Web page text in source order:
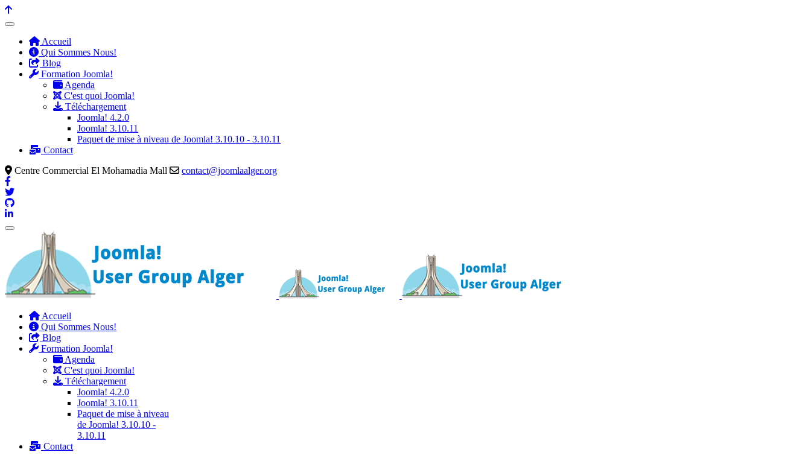
Accueil
Qui Sommes Nous!
Blog
Formation Joomla!
Agenda
C'est quoi Joomla!
Téléchargement
Joomla! 4.2.0
Joomla! 3.10.11
Paquet de mise à niveau de Joomla! 3.10.10 - 3.10.11
Contact
Centre Commercial El Mohamadia Mall
contact@joomlaalger.org
Accueil
Qui Sommes Nous!
Blog
Formation Joomla!
Agenda
C'est quoi Joomla!
Téléchargement
Joomla! 4.2.0
Joomla! 3.10.11
Paquet de mise à niveau
de Joomla! 3.10.10 -
3.10.11
Contact
précédente
précédent
suivante
suivant